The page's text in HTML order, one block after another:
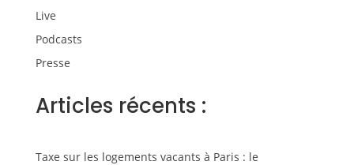
Live
Podcasts
Presse
Articles récents :
Taxe sur les logements vacants à Paris : le